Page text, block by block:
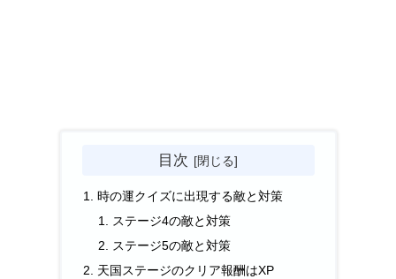
目次
時の運クイズに出現する敵と対策
ステージ4の敵と対策
ステージ5の敵と対策
天国ステージのクリア報酬はXP